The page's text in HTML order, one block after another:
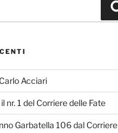
Acciari
nr. 1 del Corriere delle Fate
Garbatella 106 dal Corriere